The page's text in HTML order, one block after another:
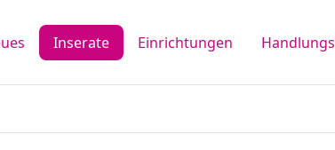
Inserate Einrichtungen